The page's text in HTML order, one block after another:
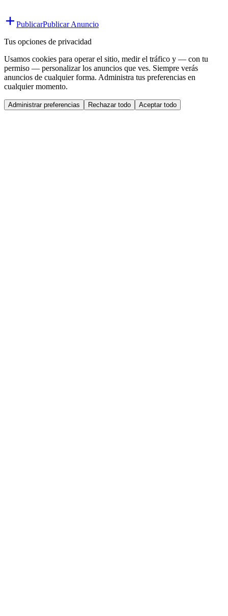
PublicarPublicar Anuncio
Tus opciones de privacidad
Usamos cookies para operar el sitio, medir el tráfico y — con tu
permiso — personalizar los anuncios que ves. Siempre verás
anuncios de cualquier forma. Administra tus preferencias en
cualquier momento.
Administrar preferencias Rechazar todo Aceptar todo